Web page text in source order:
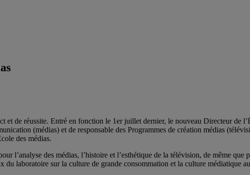
et de réussite. Entré en fonction le 1er juillet dernier, le nouveau Directeur de
(médias) et de responsable des Programmes de création médias
des médias.
l’analyse des médias, l’histoire et l’esthétique de la télévision, de même que
laboratoire sur la culture de grande consommation et la culture médiatique